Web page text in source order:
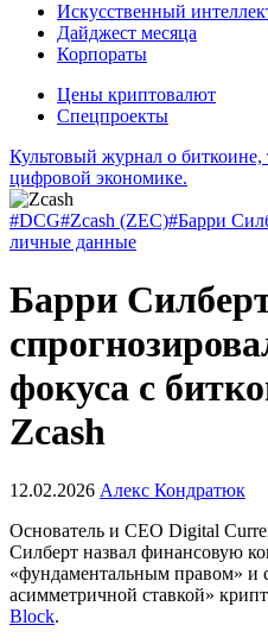
Искусственный
Дайджест месяца
Корпораты
Цены криптовалют
Спецпроекты
Культовый журнал о биткоине,
цифровой экономике.
#DCG#Zcash (ZEC)#Барри
личные данные
Барри
фокуса с
Zcash
12.02.2026 Алекс Кондратюк
Основатель и CEO Digital
Силберт назвал финансовую
«фундаментальным правом» и
асимметричной ставкой»
Block.